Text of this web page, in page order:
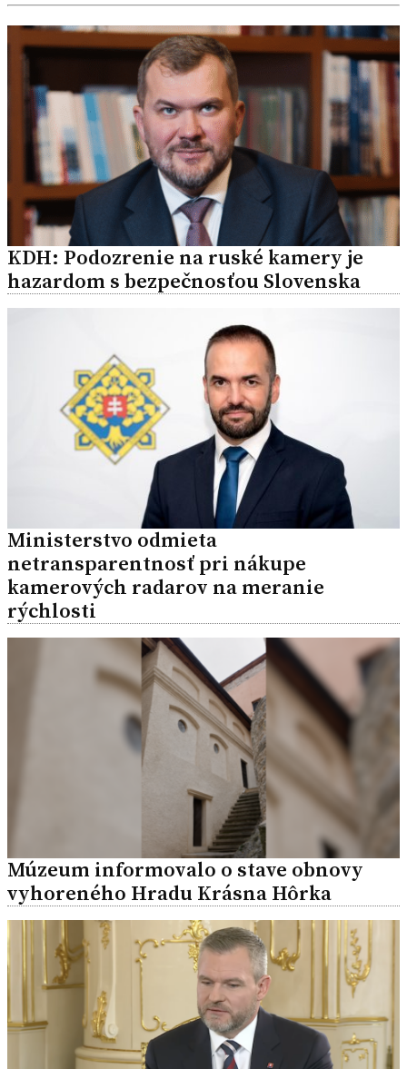
KDH: Podozrenie na ruské kamery je
hazardom s bezpečnosťou Slovenska
Ministerstvo odmieta
netransparentnosť pri nákupe
kamerových radarov na meranie
rýchlosti
Múzeum informovalo o stave obnovy
vyhoreného Hradu Krásna Hôrka